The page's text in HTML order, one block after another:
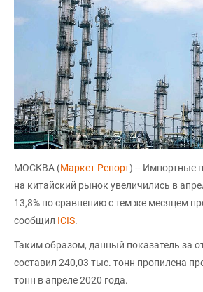
МОСКВА (Маркет Репорт) -- Импортные
на китайский рынок увеличились в
13,8% по сравнению с тем же месяцем
сообщил ICIS.
Таким образом, данный показатель за
составил 240,03 тыс. тонн пропилена
тонн в апреле 2020 года.